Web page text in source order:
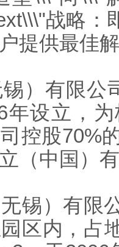
战略：
提供最佳
）有限
年设立，
司控股70%
（中国）
锡）有限
区内，占